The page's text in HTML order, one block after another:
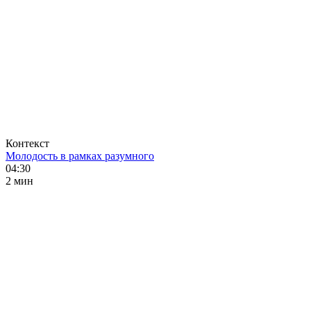
Контекст
Молодость в рамках разумного
04:30
2 мин